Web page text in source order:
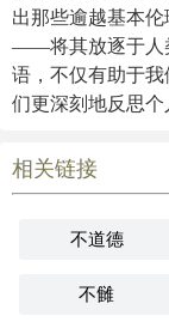
出那些逾越基本
——将其放逐于人
语，不仅有助于
们更深刻地反思个
相关链接
不道德
不雠